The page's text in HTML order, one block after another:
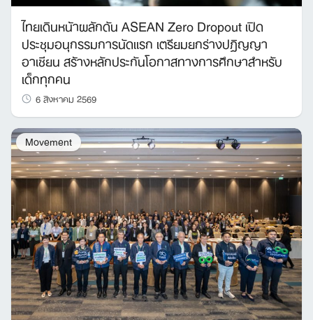
ไทยเดินหน้าผลักดัน ASEAN Zero Dropout เปิด
ประชุมอนุกรรมการนัดแรก เตรียมยกร่างปฏิญญา
อาเซียน สร้างหลักประกันโอกาสทางการศึกษาสำหรับ
เด็กทุกคน
6 สิงหาคม 2569
Movement